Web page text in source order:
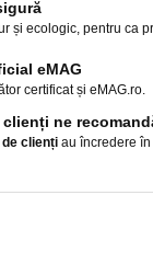
și ecologic, pentru ca
eMAG
certificat și eMAG.ro.
clienți ne
de clienți au încredere